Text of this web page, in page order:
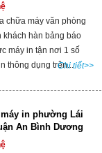
chữa máy văn phòng
khách hàn bảng báo
máy in tận nơi 1 số
thông dụng trên...Chi tiết>>
in phường Lái
An Bình Dương